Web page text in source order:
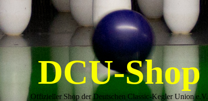
DCU-Shop
Offizieller Shop der Deutschen Classic-Kegler Union e.V.